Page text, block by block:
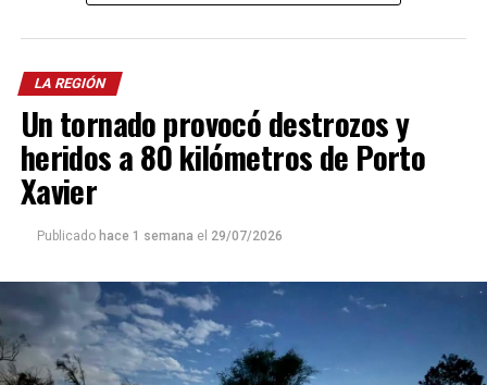
determinar en qué circunstancias se produjo el trágico accidente.
LA REGIÓN
Un tornado provocó destrozos y
heridos a 80 kilómetros de Porto
Xavier
Publicado hace 1 semana el 29/07/2026